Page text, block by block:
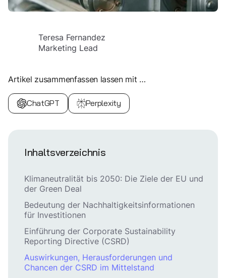
Teresa Fernandez
Marketing Lead
Artikel zusammenfassen lassen mit …
ChatGPT Perplexity
Inhaltsverzeichnis
Klimaneutralität bis 2050: Die Ziele der EU und
der Green Deal
Bedeutung der Nachhaltigkeitsinformationen
für Investitionen
Einführung der Corporate Sustainability
Reporting Directive (CSRD)
Auswirkungen, Herausforderungen und
Chancen der CSRD im Mittelstand